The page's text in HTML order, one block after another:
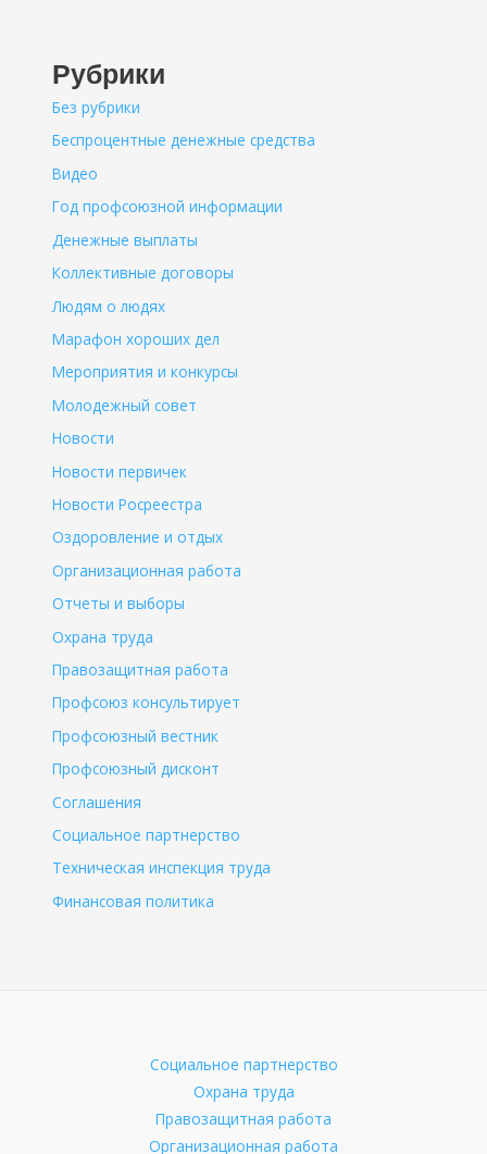
Рубрики
Без рубрики
Беспроцентные денежные средства
Видео
Год профсоюзной информации
Денежные выплаты
Коллективные договоры
Людям о людях
Марафон хороших дел
Мероприятия и конкурсы
Молодежный совет
Новости
Новости первичек
Новости Росреестра
Оздоровление и отдых
Организационная работа
Отчеты и выборы
Охрана труда
Правозащитная работа
Профсоюз консультирует
Профсоюзный вестник
Профсоюзный дисконт
Соглашения
Социальное партнерство
Техническая инспекция труда
Финансовая политика
Социальное партнерство
Охрана труда
Правозащитная работа
Организационная работа